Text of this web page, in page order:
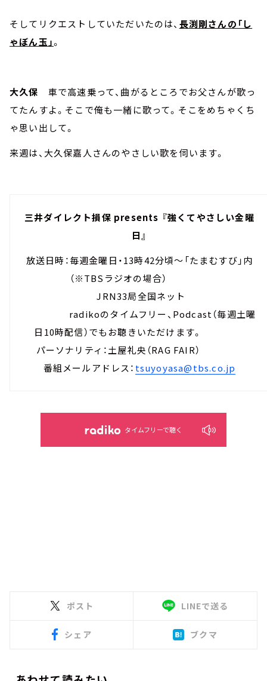
そしてリクエストしていただいたのは、 長渕剛さんの「し
ゃぼん玉」。
大久保 車で高速乗って、曲がるところでお父さんが歌っ
てたんすよ。そこで俺も一緒に歌って。そこをめちゃくち
ゃ思い出して。
来週は、大久保嘉人さんのやさしい歌を伺います。
三井ダイレクト損保 presents 『強くてやさしい金曜
日』
放送日時：毎週金曜日・13時42分頃～「たまむすび」内
（※TBSラジオの場合）
JRN33局全国ネット
radikoのタイムフリー、Podcast（毎週土曜
日10時配信）でもお聴きいただけます。
パーソナリティ：土屋礼央（RAG FAIR）
番組メールアドレス： tsuyoyasa@tbs.co.jp
タイムフリーで聴く
ポスト LINEで送る
シェア ブクマ